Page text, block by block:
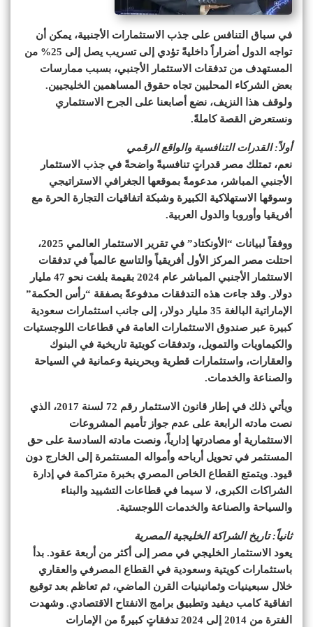
في سباق التنافس على جذب الاستثمارات الأجنبية، يمكن أن
تواجه الدول أضراراً داخليةً تؤدي إلى تسريب يصل إلى 25% من
المستهدف من تدفقات الاستثمار الأجنبي، بسبب ممارسات
بعض الشركاء المحليين تجاه حقوق المساهمين الخليجيين.
ولوقف هذا النزيف، نضع أصابعنا على الجرح الاستثماري
ونستعرض القصة كاملةً.
أولاً: القدرات التنافسية والواقع الرقمي
نعم، تمتلك مصر قدراتٍ تنافسيةً واضحةً في جذب الاستثمار
الأجنبي المباشر، مدعومةً بموقعها الجغرافي الاستراتيجي
وسوقها الاستهلاكية الكبيرة وشبكة اتفاقيات التجارة الحرة مع
أفريقيا وأوروبا والدول العربية.
ووفقاً لبيانات “الأونكتاد” في تقرير الاستثمار العالمي 2025،
احتلت مصر المركز الأول أفريقياً والتاسع عالمياً في تدفقات
الاستثمار الأجنبي المباشر عام 2024 بقيمة بلغت نحو 47 مليار
دولار. وقد جاءت هذه التدفقات مدفوعةً بصفقة “رأس الحكمة”
الإماراتية البالغة 35 مليار دولار، إلى جانب استثمارات سعودية
كبيرة عبر صندوق الاستثمارات العامة في قطاعات اللوجستيات
والكيماويات والتمويل، وتدفقات كويتية تاريخية في البنوك
والعقارات، واستثمارات قطرية وبحرينية وعمانية في السياحة
والصناعة والخدمات.
ويأتي ذلك في إطار قانون الاستثمار رقم 72 لسنة 2017، الذي
نصت مادته الرابعة على عدم جواز تأميم المشروعات
الاستثمارية أو مصادرتها إدارياً، ونصت مادته السادسة على حق
المستثمر في تحويل أرباحه وأمواله المستثمرة إلى الخارج دون
قيود. ويتمتع القطاع الخاص المصري بخبرة متراكمة في إدارة
الشراكات الكبرى، لا سيما في قطاعات التشييد والبناء
والسياحة والصناعة والخدمات اللوجستية.
ثانياً: تاريخ الشراكة الخليجية المصرية
يعود الاستثمار الخليجي في مصر إلى أكثر من أربعة عقود. بدأ
باستثمارات كويتية وسعودية في القطاع المصرفي والعقاري
خلال سبعينيات وثمانينيات القرن الماضي، ثم تعاظم بعد توقيع
اتفاقية كامب ديفيد وتطبيق برامج الانفتاح الاقتصادي. وشهدت
الفترة من 2014 إلى 2024 تدفقاتٍ كبيرةً من الإمارات